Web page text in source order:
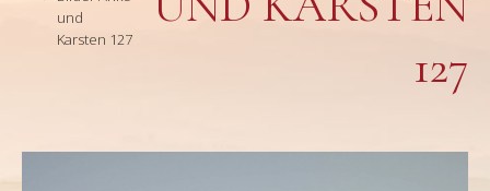
und
Karsten 127
127